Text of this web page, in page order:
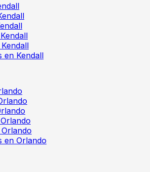
en Kendall
en Orlando